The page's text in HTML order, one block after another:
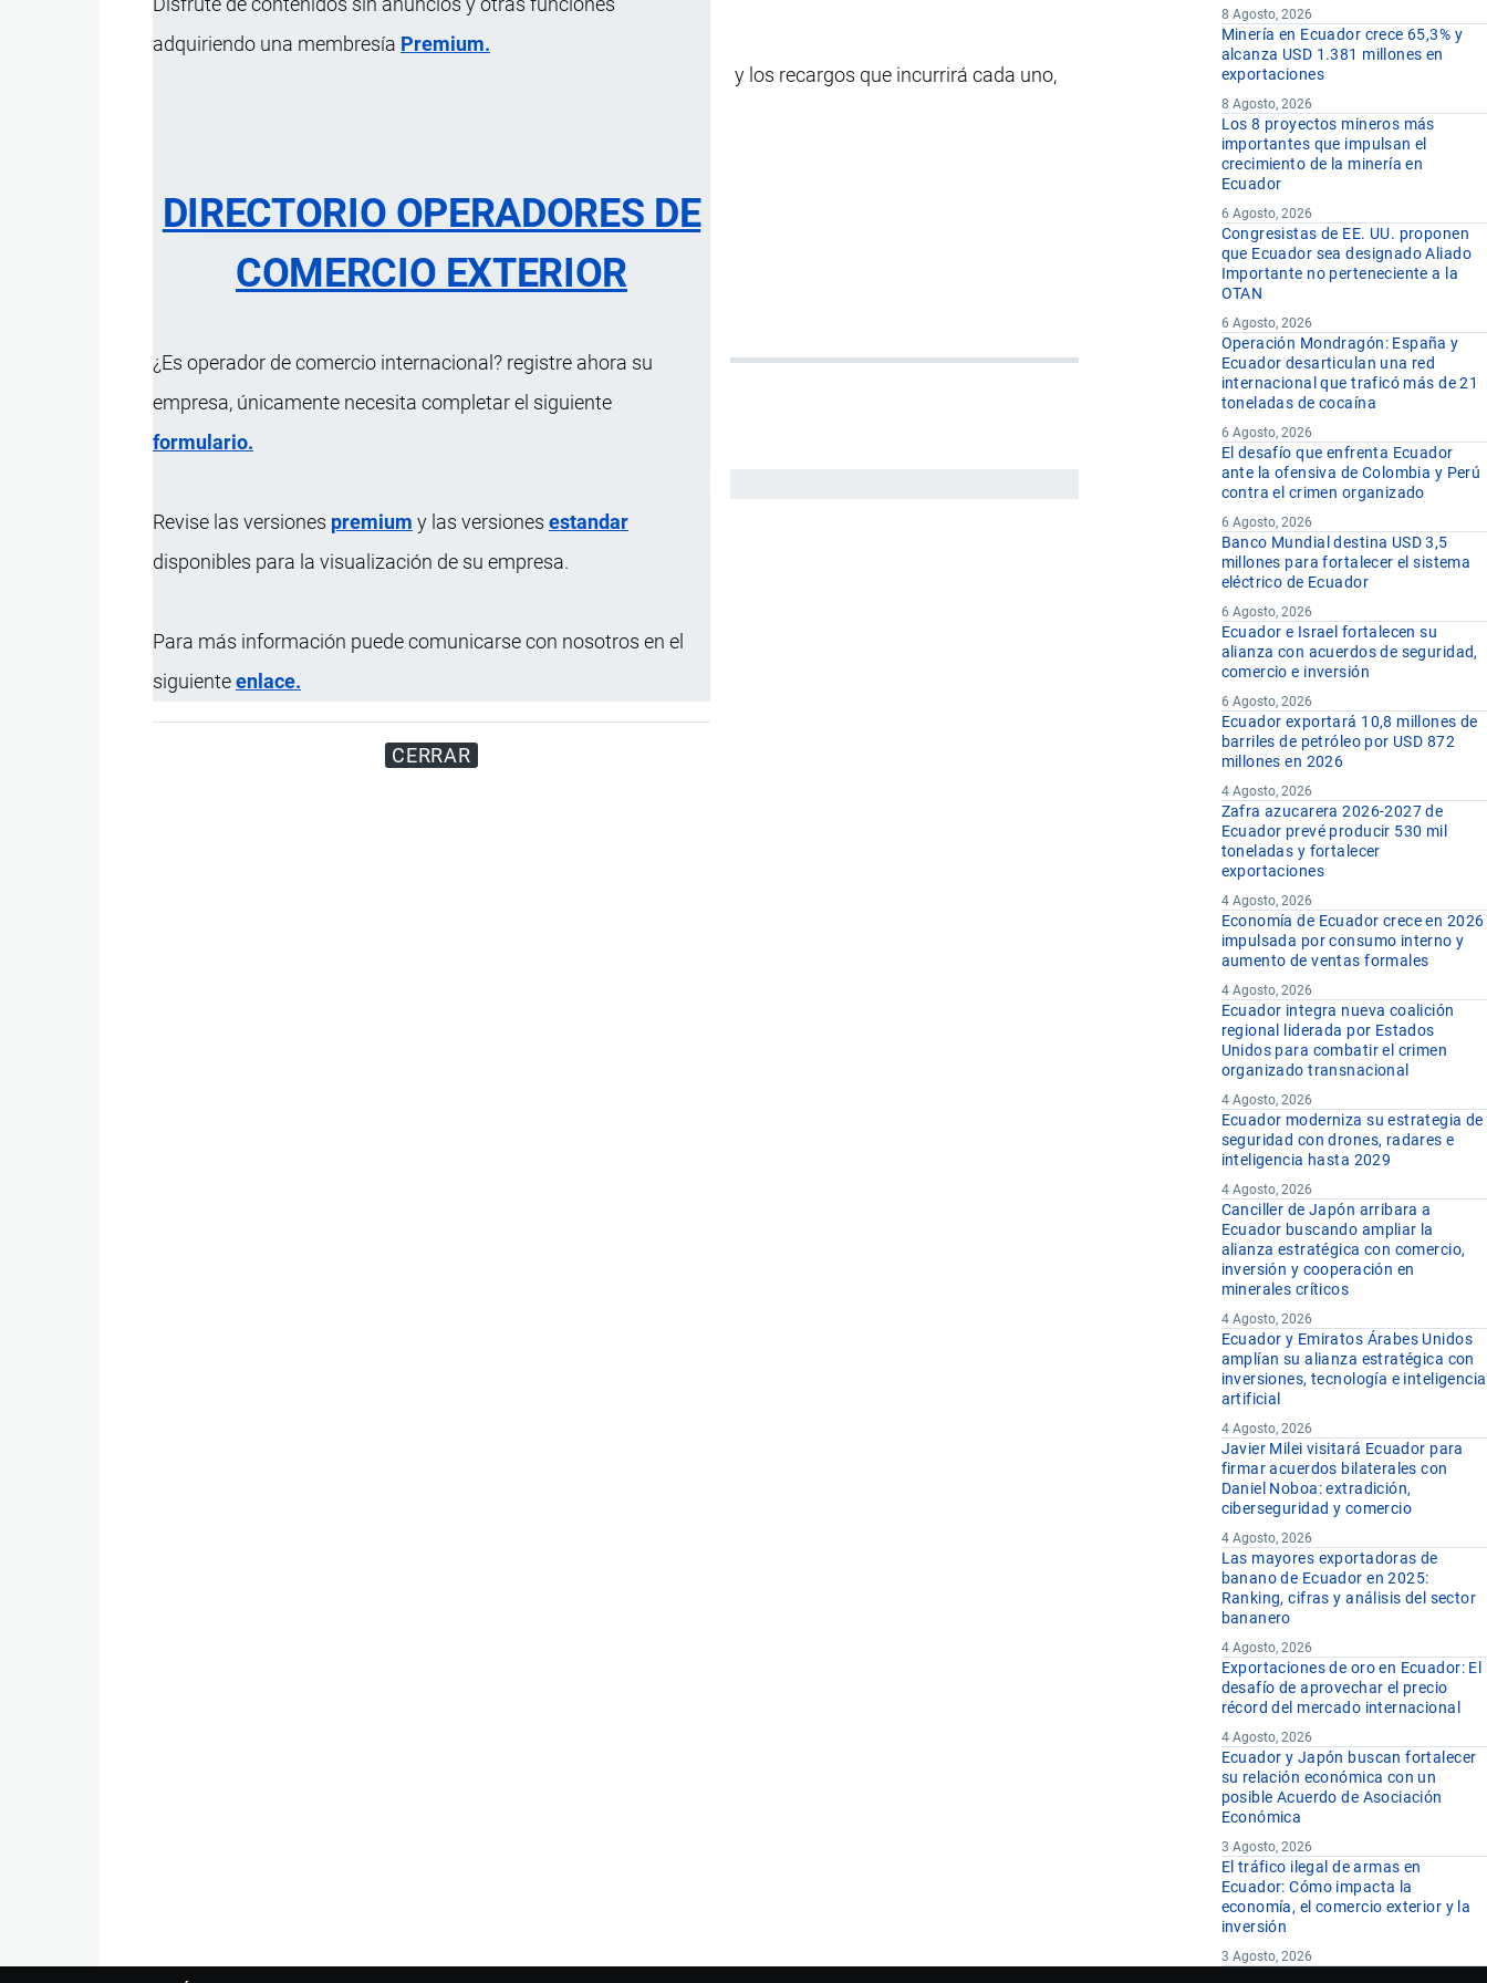
adquiriendo una membresía Premium.
DIRECTORIO OPERADORES DE
COMERCIO EXTERIOR
¿Es operador de comercio internacional? registre ahora su
empresa, únicamente necesita completar el siguiente
formulario.
Revise las versiones premium y las versiones estandar
disponibles para la visualización de su empresa.
Para más información puede comunicarse con nosotros en el
siguienteenlace.
CERRAR
Documento que desglosa los tramos individuales de un envío y los recargos que incurrirá cada uno,
Sinónimos
8 Agosto, 2026
Minería en Ecuador crece 65,3% y
alcanza USD 1.381 millones en
exportaciones
8 Agosto, 2026
Los 8 proyectos mineros más
importantes que impulsan el
crecimiento de la minería en
Ecuador
6 Agosto, 2026
Congresistas de EE. UU. proponen
que Ecuador sea designado Aliado
Importante no perteneciente a la
OTAN
6 Agosto, 2026
Operación Mondragón: España y
Ecuador desarticulan una red
internacional que traficó más de 21
toneladas de cocaína
6 Agosto, 2026
El desafío que enfrenta Ecuador
ante la ofensiva de Colombia y Perú
contra el crimen organizado
6 Agosto, 2026
Banco Mundial destina USD 3,5
millones para fortalecer el sistema
eléctrico de Ecuador
6 Agosto, 2026
Ecuador e Israel fortalecen su
alianza con acuerdos de seguridad,
comercio e inversión
6 Agosto, 2026
Ecuador exportará 10,8 millones de
barriles de petróleo por USD 872
millones en 2026
4 Agosto, 2026
Zafra azucarera 2026-2027 de
Ecuador prevé producir 530 mil
toneladas y fortalecer
exportaciones
4 Agosto, 2026
Economía de Ecuador crece en 2026
impulsada por consumo interno y
aumento de ventas formales
4 Agosto, 2026
Ecuador integra nueva coalición
regional liderada por Estados
Unidos para combatir el crimen
organizado transnacional
4 Agosto, 2026
Ecuador moderniza su estrategia de
seguridad con drones, radares e
inteligencia hasta 2029
4 Agosto, 2026
Canciller de Japón arribara a
Ecuador buscando ampliar la
alianza estratégica con comercio,
inversión y cooperación en
minerales críticos
4 Agosto, 2026
Ecuador y Emiratos Árabes Unidos
amplían su alianza estratégica con
inversiones, tecnología e inteligencia
artificial
4 Agosto, 2026
Javier Milei visitará Ecuador para
firmar acuerdos bilaterales con
Daniel Noboa: extradición,
ciberseguridad y comercio
4 Agosto, 2026
Las mayores exportadoras de
banano de Ecuador en 2025:
Ranking, cifras y análisis del sector
bananero
4 Agosto, 2026
Exportaciones de oro en Ecuador: El
desafío de aprovechar el precio
récord del mercado internacional
4 Agosto, 2026
Ecuador y Japón buscan fortalecer
su relación económica con un
posible Acuerdo de Asociación
Económica
3 Agosto, 2026
El tráfico ilegal de armas en
Ecuador: Cómo impacta la
economía, el comercio exterior y la
inversión
3 Agosto, 2026